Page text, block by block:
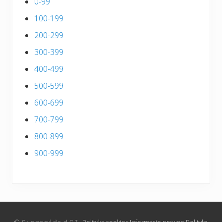
100-199
200-299
300-399
400-499
500-599
600-699
700-799
800-899
900-999